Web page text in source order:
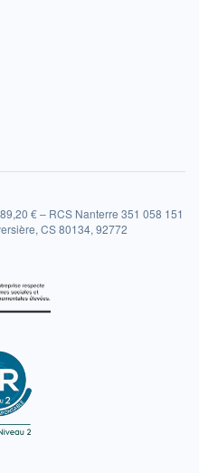
€ – RCS Nanterre 351 058 151
CS 80134, 92772